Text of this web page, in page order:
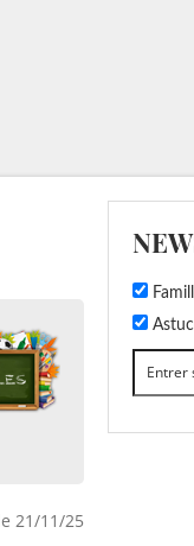
21/11/25